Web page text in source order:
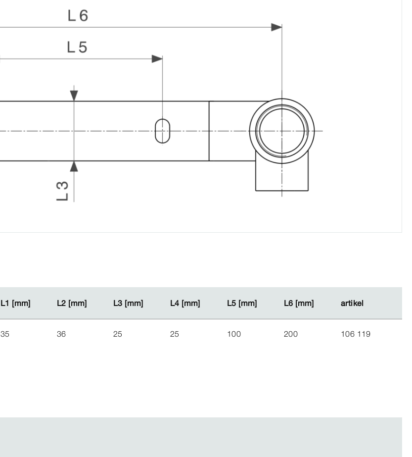
L1 [mm] L2 [mm] L3 [mm] L4 [mm] L5 [mm] L6 [mm] artikel
L1 [mm] L2 [mm] L3 [mm] L4 [mm] L5 [mm] L6 [mm] artikel
35 36 25 25 100 200 106 119